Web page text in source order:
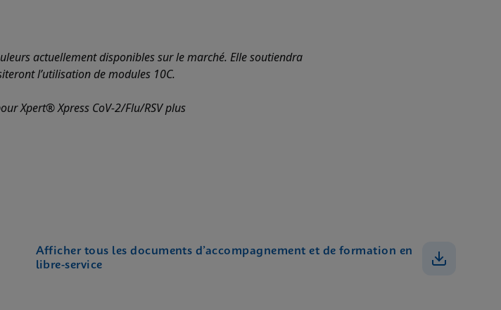
actuellement disponibles sur le marché. Elle soutiendra
l’utilisation de modules 10C.
Xpert® Xpress CoV-2/Flu/RSV plus
Afficher tous les documents d’accompagnement et de formation en
libre-service